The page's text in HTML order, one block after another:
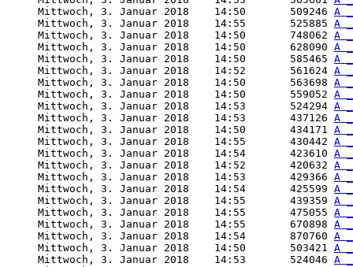
     Mittwoch, 3. Januar 2018    14:50       509246
A
     Mittwoch, 3. Januar 2018    14:55       525885
A
     Mittwoch, 3. Januar 2018    14:50       748062
A
     Mittwoch, 3. Januar 2018    14:50       628090
A
     Mittwoch, 3. Januar 2018    14:50       585465
A
     Mittwoch, 3. Januar 2018    14:52       561624
A
     Mittwoch, 3. Januar 2018    14:50       563698
A
     Mittwoch, 3. Januar 2018    14:50       559052
A
     Mittwoch, 3. Januar 2018    14:53       524294
A
     Mittwoch, 3. Januar 2018    14:53       437126
A
     Mittwoch, 3. Januar 2018    14:50       434171
A
     Mittwoch, 3. Januar 2018    14:55       430442
A
     Mittwoch, 3. Januar 2018    14:54       423610
A
     Mittwoch, 3. Januar 2018    14:52       420632
A
     Mittwoch, 3. Januar 2018    14:53       429366
A
     Mittwoch, 3. Januar 2018    14:54       425599
A
     Mittwoch, 3. Januar 2018    14:55       439359
A
     Mittwoch, 3. Januar 2018    14:55       475055
A
     Mittwoch, 3. Januar 2018    14:55       670898
A
     Mittwoch, 3. Januar 2018    14:54       870760
A
     Mittwoch, 3. Januar 2018    14:50       503421
A
     Mittwoch, 3. Januar 2018    14:53       524046
A